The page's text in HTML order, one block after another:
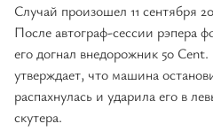
Случай произошел 11 сентября
После автограф-сессии рэпера
его догнал внедорожник 50
утверждает, что машина
распахнулась и ударила его в
скутера.